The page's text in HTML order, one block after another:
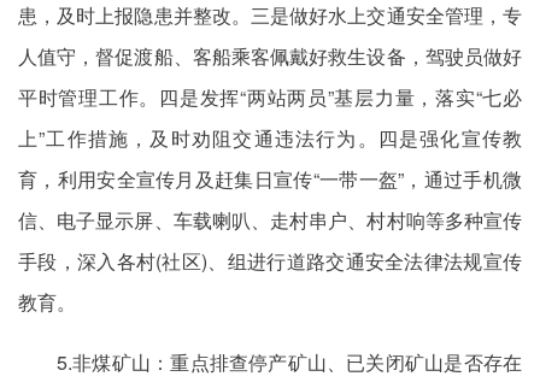
患，及时上报隐患并整改。三是做好水上交通安全管理，专
人值守，督促渡船、客船乘客佩戴好救生设备，驾驶员做好
平时管理工作。四是发挥“两站两员”基层力量，落实“七必
上”工作措施，及时劝阻交通违法行为。四是强化宣传教
育，利用安全宣传月及赶集日宣传“一带一盔”，通过手机微
信、电子显示屏、车载喇叭、走村串户、村村响等多种宣传
手段，深入各村(社区)、组进行道路交通安全法律法规宣传
教育。
5.非煤矿山：重点排查停产矿山、已关闭矿山是否存在